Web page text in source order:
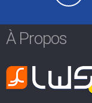
À Propos